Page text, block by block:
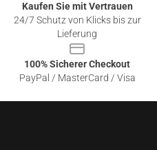
Kaufen Sie mit Vertrauen
24/7 Schutz von Klicks bis zur
Lieferung
100% Sicherer Checkout
PayPal / MasterCard / Visa